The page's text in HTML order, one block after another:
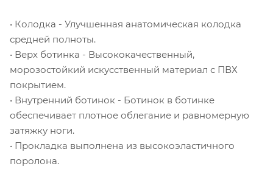
• Колодка - Улучшенная анатомическая колодка
средней полноты.
• Верх ботинка - Высококачественный,
морозостойкий искусственный материал с ПВХ
покрытием.
• Внутренний ботинок - Ботинок в ботинке
обеспечивает плотное облегание и равномерную
затяжку ноги.
• Прокладка выполнена из высокоэластичного
поролона.